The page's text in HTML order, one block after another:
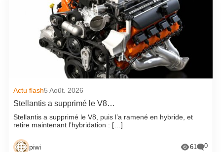
Actu flash5 Août. 2026
Stellantis a supprimé le V8…
Stellantis a supprimé le V8, puis l’a ramené en hybride, et
retire maintenant l’hybridation : […]
piwi 61 0